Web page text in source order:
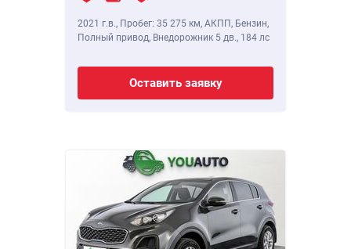
2021 г.в., Пробег: 35 275 км, АКПП, Бензин,
Полный привод, Внедорожник 5 дв., 184 лс
Оставить заявку